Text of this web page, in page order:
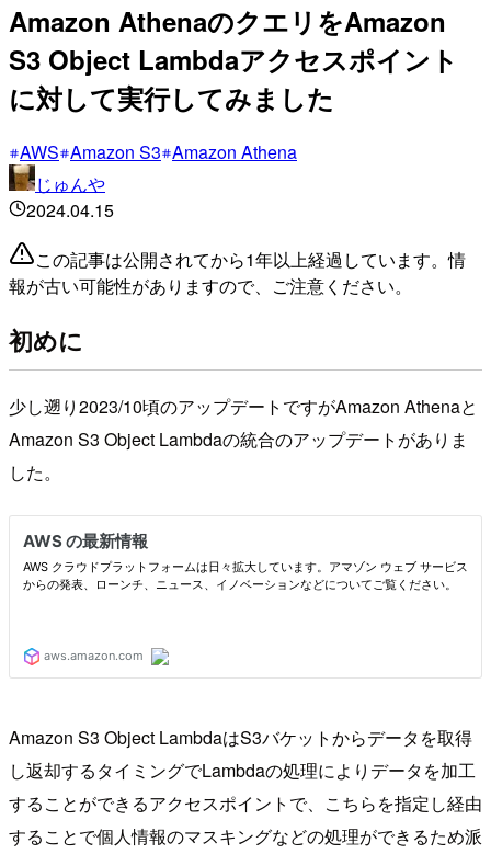
Amazon AthenaのクエリをAmazon
S3 Object Lambdaアクセスポイント
に対して実行してみました
AWS Amazon S3 Amazon Athena
じゅんや
2024.04.15
この記事は公開されてから1年以上経過しています。情
報が古い可能性がありますので、ご注意ください。
初めに
少し遡り2023/10頃のアップデートですがAmazon Athenaと
Amazon S3 Object Lambdaの統合のアップデートがありま
した。
Amazon S3 Object LambdaはS3バケットからデータを取得
し返却するタイミングでLambdaの処理によりデータを加工
することができるアクセスポイントで、こちらを指定し経由
することで個人情報のマスキングなどの処理ができるため派